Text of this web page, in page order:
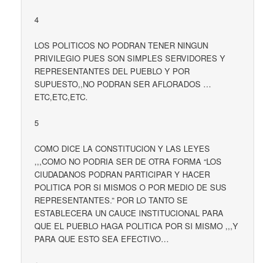
4
LOS POLITICOS NO PODRAN TENER NINGUN
PRIVILEGIO PUES SON SIMPLES SERVIDORES Y
REPRESENTANTES DEL PUEBLO Y POR
SUPUESTO,,NO PODRAN SER AFLORADOS …
ETC,ETC,ETC.
5
COMO DICE LA CONSTITUCION Y LAS LEYES
,,,COMO NO PODRIA SER DE OTRA FORMA “LOS
CIUDADANOS PODRAN PARTICIPAR Y HACER
POLITICA POR SI MISMOS O POR MEDIO DE SUS
REPRESENTANTES.” POR LO TANTO SE
ESTABLECERA UN CAUCE INSTITUCIONAL PARA
QUE EL PUEBLO HAGA POLITICA POR SI MISMO ,,,Y
PARA QUE ESTO SEA EFECTIVO…